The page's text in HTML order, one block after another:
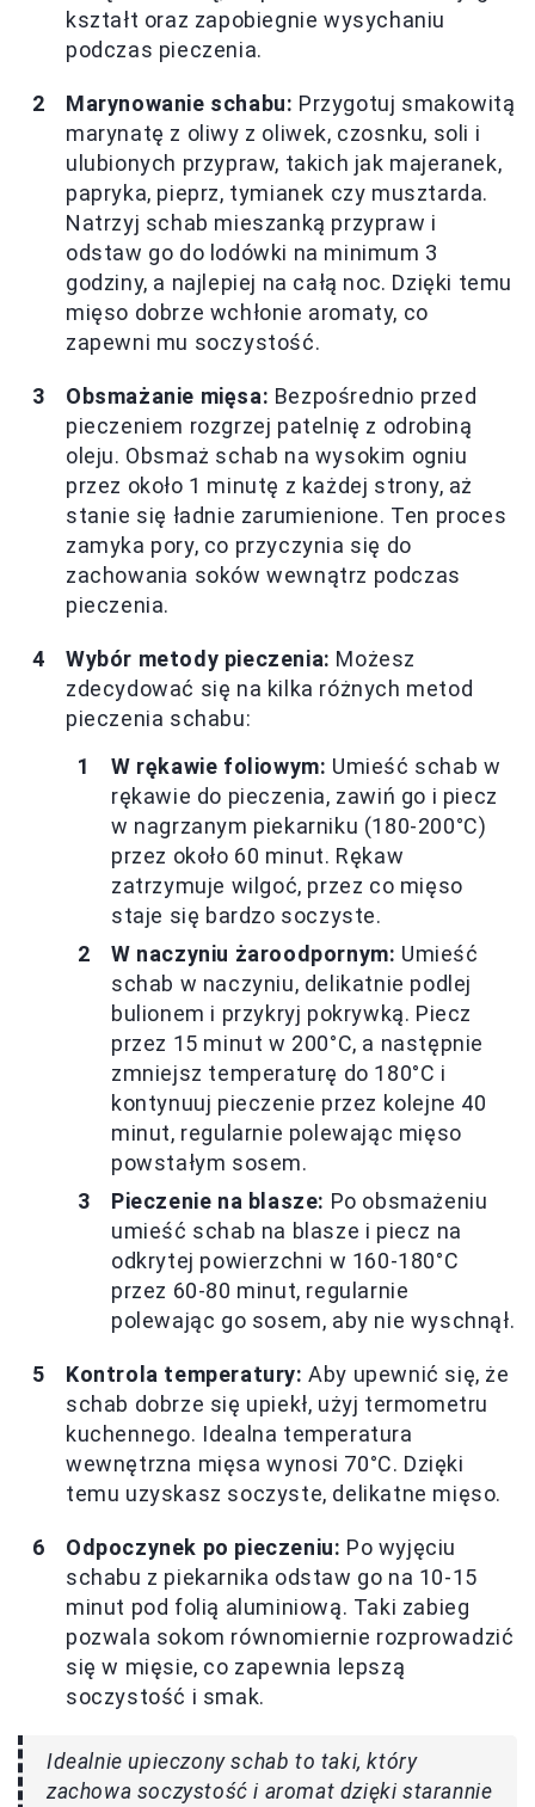
kształt oraz zapobiegnie wysychaniu
podczas pieczenia.
Marynowanie schabu: Przygotuj smakowitą
marynatę z oliwy z oliwek, czosnku, soli i
ulubionych przypraw, takich jak majeranek,
papryka, pieprz, tymianek czy musztarda.
Natrzyj schab mieszanką przypraw i
odstaw go do lodówki na minimum 3
godziny, a najlepiej na całą noc. Dzięki temu
mięso dobrze wchłonie aromaty, co
zapewni mu soczystość.
Obsmażanie mięsa: Bezpośrednio przed
pieczeniem rozgrzej patelnię z odrobiną
oleju. Obsmaż schab na wysokim ogniu
przez około 1 minutę z każdej strony, aż
stanie się ładnie zarumienione. Ten proces
zamyka pory, co przyczynia się do
zachowania soków wewnątrz podczas
pieczenia.
Wybór metody pieczenia: Możesz
zdecydować się na kilka różnych metod
pieczenia schabu:
W rękawie foliowym: Umieść schab w
rękawie do pieczenia, zawiń go i piecz
w nagrzanym piekarniku (180-200°C)
przez około 60 minut. Rękaw
zatrzymuje wilgoć, przez co mięso
staje się bardzo soczyste.
W naczyniu żaroodpornym: Umieść
schab w naczyniu, delikatnie podlej
bulionem i przykryj pokrywką. Piecz
przez 15 minut w 200°C, a następnie
zmniejsz temperaturę do 180°C i
kontynuuj pieczenie przez kolejne 40
minut, regularnie polewając mięso
powstałym sosem.
Pieczenie na blasze: Po obsmażeniu
umieść schab na blasze i piecz na
odkrytej powierzchni w 160-180°C
przez 60-80 minut, regularnie
polewając go sosem, aby nie wyschnął.
Kontrola temperatury: Aby upewnić się, że
schab dobrze się upiekł, użyj termometru
kuchennego. Idealna temperatura
wewnętrzna mięsa wynosi 70°C. Dzięki
temu uzyskasz soczyste, delikatne mięso.
Odpoczynek po pieczeniu: Po wyjęciu
schabu z piekarnika odstaw go na 10-15
minut pod folią aluminiową. Taki zabieg
pozwala sokom równomiernie rozprowadzić
się w mięsie, co zapewnia lepszą
soczystość i smak.
Idealnie upieczony schab to taki, który
zachowa soczystość i aromat dzięki starannie